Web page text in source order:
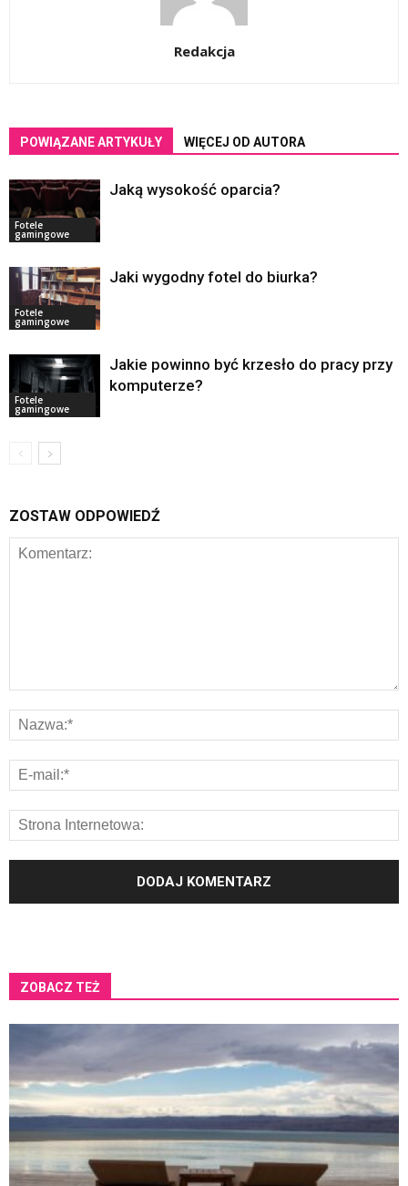
Redakcja
POWIĄZANE ARTYKUŁY WIĘCEJ OD AUTORA
Fotele
gamingowe
Jaką wysokość oparcia?
Fotele
gamingowe
Jaki wygodny fotel do biurka?
Fotele
gamingowe
Jakie powinno być krzesło do pracy przy
komputerze?
ZOSTAW ODPOWIEDŹ
ZOBACZ TEŻ